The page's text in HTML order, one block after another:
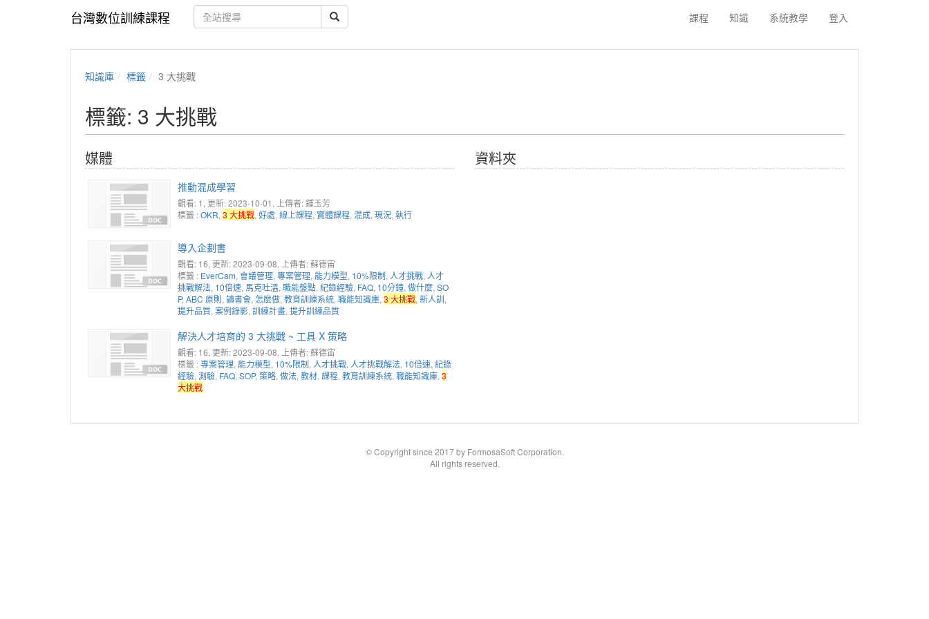
台灣數位訓練課程 課程 知識 系統教學 登入
知識庫 標籤 3 大挑戰
標籤: 3 大挑戰
媒體
推動混成學習
觀看: 1 , 更新: 2023-10-01, 上傳者: 鍾玉芳
標籤 :OKR, 3 大挑戰, 好處, 線上課程, 實體課程, 混成, 現況, 執行
導入企劃書
觀看: 16, 更新: 2023-09-08, 上傳者: 蘇德宙
標籤 : EverCam, 會議管理, 專案管理, 能力模型, 10%限制, 人才挑戰, 人才
挑戰解法, 10倍速, 馬克吐溫, 職能盤點, 紀錄經驗, FAQ, 10分鐘, 做什麼, SO
P, ABC 原則, 讀書會, 怎麼做, 教育訓練系統, 職能知識庫, 3 大挑戰, 新人訓,
提升品質, 案例錄影, 訓練計畫, 提升訓練品質
解決人才培育的 3 大挑戰 ~ 工具 X 策略
觀看: 16, 更新: 2023-09-08, 上傳者: 蘇德宙
標籤 :專案管理, 能力模型, 10%限制, 人才挑戰, 人才挑戰解法, 10倍速, 紀錄
經驗, 測驗, FAQ, SOP, 策略, 做法, 教材, 課程, 教育訓練系統, 職能知識庫, 3
大挑戰
資料夾
© Copyright since 2017 by FormosaSoft Corporation.
All rights reserved.